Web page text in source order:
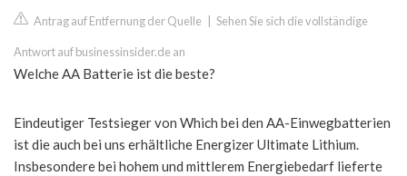
Antrag auf Entfernung der Quelle Sehen Sie sich die vollständige
Antwort auf businessinsider.de an
Welche AA Batterie ist die beste?
Eindeutiger Testsieger von Which bei den AA-Einwegbatterien
ist die auch bei uns erhältliche Energizer Ultimate Lithium.
Insbesondere bei hohem und mittlerem Energiebedarf lieferte